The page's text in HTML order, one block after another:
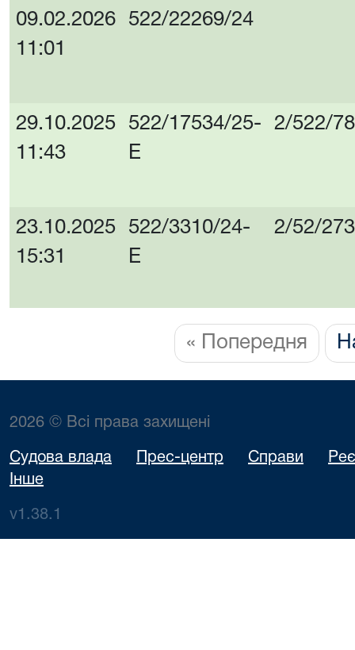
09.02.2026
11:01
522/22269/24
29.10.2025
11:43
522/17534/25-
Е
2/522/
23.10.2025
15:31
522/3310/24-
Е
2/52/
« Попередня
2026 © Всі права захищені
Судова влада Прес-центр Справи
Інше
v1.38.1